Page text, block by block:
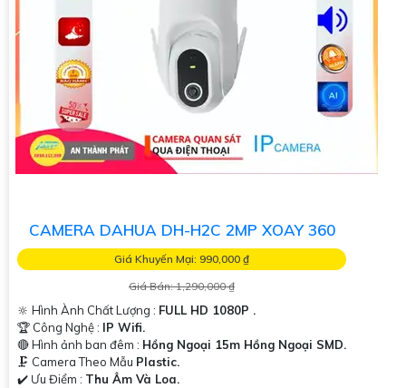
CAMERA DAHUA DH-H2C 2MP XOAY 360
Giá Khuyến Mại: 990,000 ₫
Giá Bán: 1,290,000 ₫
🔆 Hình Ành Chất Lượng : FULL HD 1080P .
🏆 Công Nghệ : IP Wifi.
🔴 Hình ảnh ban đêm : Hồng Ngoại 15m Hồng Ngoại SMD.
🗜️ Camera Theo Mẫu Plastic.
️✔️ Ưu Điểm : Thu Âm Và Loa.